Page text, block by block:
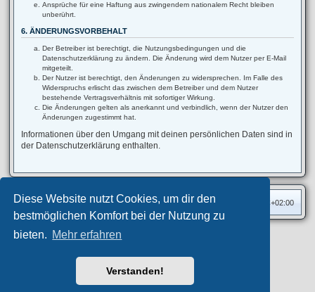
Diese Website nutzt Cookies, um dir den
bestmöglichen Komfort bei der Nutzung zu
bieten. Mehr erfahren
Verstanden!
Ansprüche für eine Haftung aus zwingendem nationalem Recht bleiben
unberührt.
6. ÄNDERUNGSVORBEHALT
Der Betreiber ist berechtigt, die Nutzungsbedingungen und die
Datenschutzerklärung zu ändern. Die Änderung wird dem Nutzer per E-Mail
mitgeteilt.
Der Nutzer ist berechtigt, den Änderungen zu widersprechen. Im Falle des
Widerspruchs erlischt das zwischen dem Betreiber und dem Nutzer
bestehende Vertragsverhältnis mit sofortiger Wirkung.
Die Änderungen gelten als anerkannt und verbindlich, wenn der Nutzer den
Änderungen zugestimmt hat.
Informationen über den Umgang mit deinen persönlichen Daten sind in
der Datenschutzerklärung enthalten.
Foren-Übersicht Alle Zeiten sind UTC+02:00
Privates Forum ©